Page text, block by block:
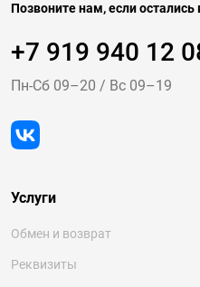
Услуги
Обмен и возврат
Реквизиты
Позвоните нам, если остались
+7 919 940 12
Пн-Cб 09–20 / Вс 09–19